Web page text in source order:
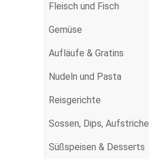
Fleisch und Fisch
Gemüse
Aufläufe & Gratins
Nudeln und Pasta
Reisgerichte
Sossen, Dips, Aufstriche
Süßspeisen & Desserts